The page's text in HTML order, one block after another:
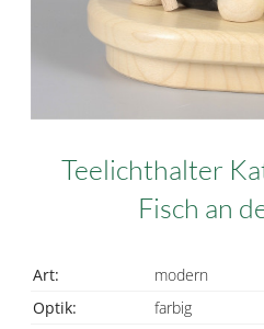
Teelichthalter
Fisch an
Art:
modern
Optik:
farbig